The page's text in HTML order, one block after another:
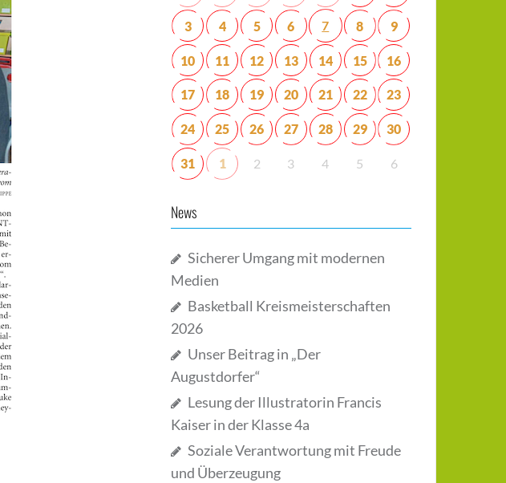
3 4 5 6 7 8 9
10 11 12 13 14 15 16
17 18 19 20 21 22 23
24 25 26 27 28 29 30
31 1 2 3 4 5 6
News
Sicherer Umgang mit modernen
Medien
Basketball Kreismeisterschaften
2026
Unser Beitrag in „Der
Augustdorfer“
Lesung der Illustratorin Francis
Kaiser in der Klasse 4a
Soziale Verantwortung mit Freude
und Überzeugung